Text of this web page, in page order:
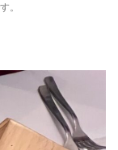
。